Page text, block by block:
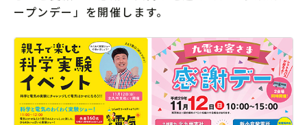
ープンデー」を開催します。